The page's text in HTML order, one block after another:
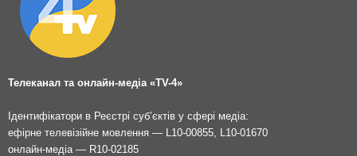
Телеканал та онлайн-медіа «TV-4»
Ідентифікатори в Реєстрі суб’єктів у сфері медіа:
ефірне телевізійне мовлення — L10-00855, L10-01670
онлайн-медіа — R10-02185